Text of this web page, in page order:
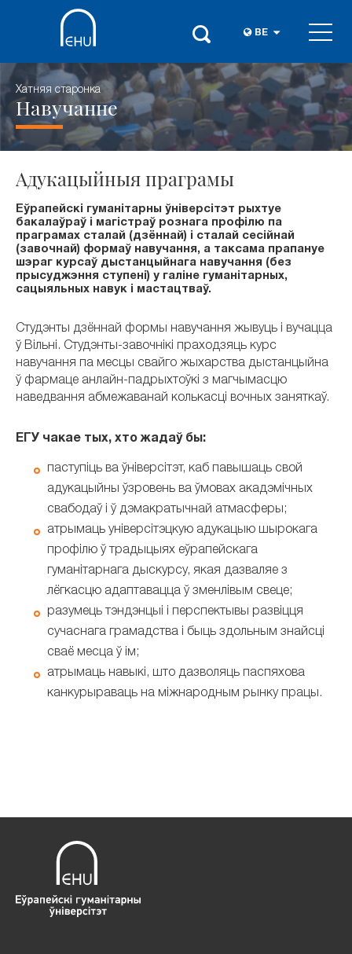
BE
Хатняя старонка
Навучанне
Адукацыйныя праграмы
Еўрапейскі гуманітарны ўніверсітэт рыхтуе
бакалаўраў і магістраў рознага профілю па
праграмах сталай (дзённай) і сталай сесійнай
(завочнай) формаў навучання, а таксама прапануе
шэраг курсаў дыстанцыйнага навучання (без
прысуджэння ступені) у галіне гуманітарных,
сацыяльных навук і мастацтваў.
Студэнты дзённай формы навучання жывуць і вучацца
ў Вільні. Студэнты-завочнікі праходзяць курс
навучання па месцы свайго жыхарства дыстанцыйна
ў фармаце анлайн-падрыхтоўкі з магчымасцю
наведвання абмежаванай колькасці вочных заняткаў.
ЕГУ чакае тых, хто жадаў бы:
паступіць ва ўніверсітэт, каб павышаць свой
адукацыйны ўзровень ва ўмовах акадэмічных
свабодаў і ў дэмакратычнай атмасферы;
атрымаць універсітэцкую адукацыю шырокага
профілю ў традыцыях еўрапейскага
гуманітарнага дыскурсу, якая дазваляе з
лёгкасцю адаптавацца ў зменлівым свеце;
разумець тэндэнцыі і перспектывы развіцця
сучаснага грамадства і быць здольным знайсці
сваё месца ў ім;
атрымаць навыкі, што дазволяць паспяхова
канкурыраваць на міжнародным рынку працы.